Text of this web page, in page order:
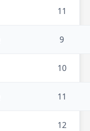
11
9
10
11
12